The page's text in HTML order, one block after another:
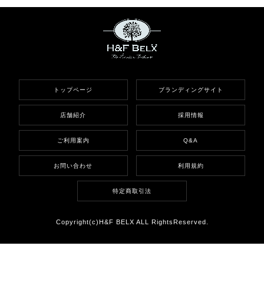
トップページ ブランディングサイト
店舗紹介 採用情報
ご利用案内 Q&A
お問い合わせ 利用規約
特定商取引法
Copyright(c)H&F BELX ALL RightsReserved.